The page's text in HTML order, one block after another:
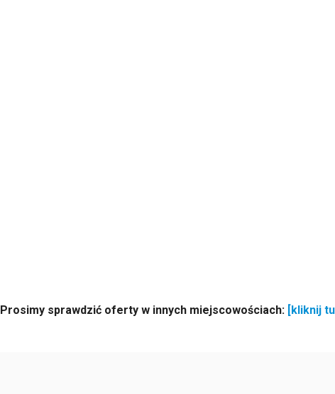
Prosimy sprawdzić oferty w innych miejscowościach: [kliknij